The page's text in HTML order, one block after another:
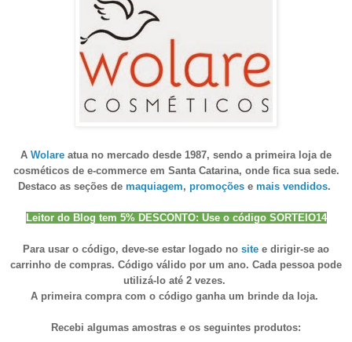
A Wolare atua no mercado desde 1987, sendo a primeira loja de
cosméticos de e-commerce em Santa Catarina, onde fica sua sede.
Destaco as seções de maquiagem, promoções e mais vendidos.
Leitor do Blog tem 5% DESCONTO: Use o código SORTEIO14
Para usar o código, deve-se estar logado no site e dirigir-se ao
carrinho de compras. Código válido por um ano. Cada pessoa pode
utilizá-lo até 2 vezes.
A primeira compra com o código ganha um brinde da loja.
Recebi algumas amostras e os seguintes produtos: